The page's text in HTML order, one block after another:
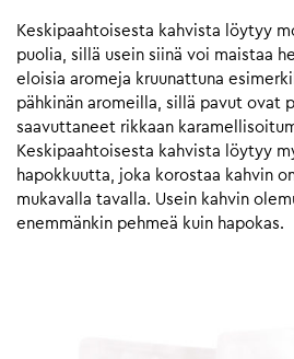
Keskipaahtoisesta kahvista löytyy
puolia, sillä usein siinä voi maistaa
eloisia aromeja kruunattuna
pähkinän aromeilla, sillä pavut ovat
saavuttaneet rikkaan
Keskipaahtoisesta kahvista löytyy
hapokkuutta, joka korostaa kahvin
mukavalla tavalla. Usein kahvin
enemmänkin pehmeä kuin hapokas.